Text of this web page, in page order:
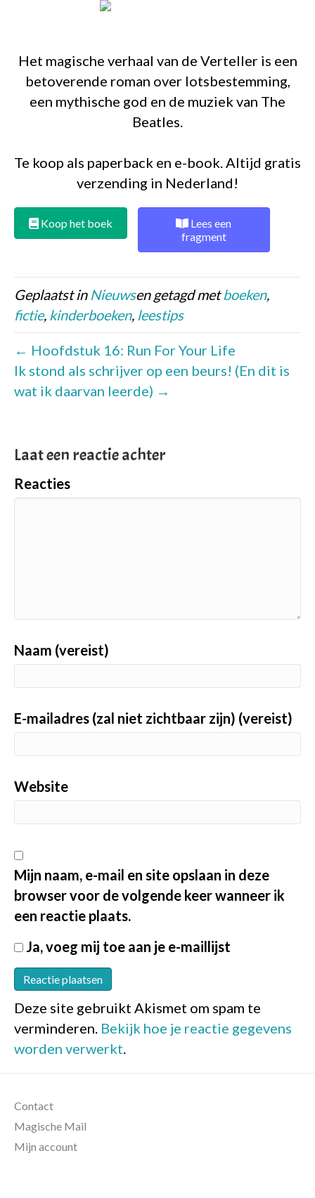
Het magische verhaal van de Verteller is een
betoverende roman over lotsbestemming,
een mythische god en de muziek van The
Beatles.
Te koop als paperback en e-book. Altijd gratis
verzending in Nederland!
Koop het boek
Lees een
fragment
Geplaatst in Nieuwsen getagd metboeken,
fictie, kinderboeken, leestips
← Hoofdstuk 16: Run For Your Life
Ik stond als schrijver op een beurs! (En dit is
wat ik daarvan leerde) →
Laat een reactie achter
Reacties
Naam (vereist)
E-mailadres (zal niet zichtbaar zijn) (vereist)
Website
Mijn naam, e-mail en site opslaan in deze
browser voor de volgende keer wanneer ik
een reactie plaats.
Ja, voeg mij toe aan je e-maillijst
Deze site gebruikt Akismet om spam te
verminderen. Bekijk hoe je reactie gegevens
worden verwerkt.
Contact
Magische Mail
Mijn account